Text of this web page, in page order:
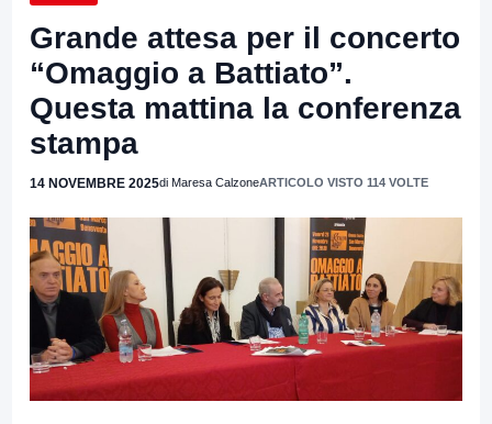
Grande attesa per il concerto
“Omaggio a Battiato”.
Questa mattina la conferenza
stampa
14 NOVEMBRE 2025di Maresa CalzoneARTICOLO VISTO 114 VOLTE